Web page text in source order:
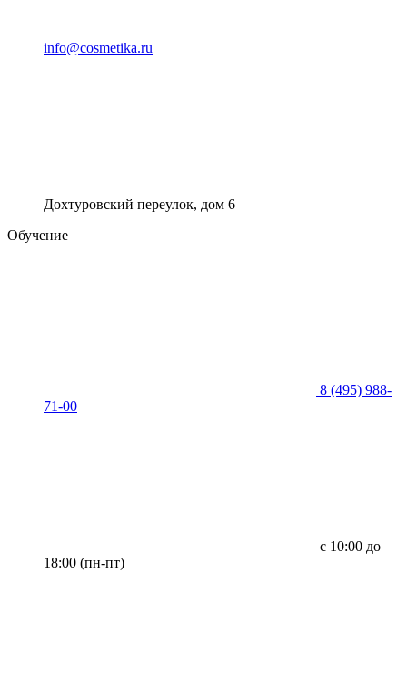
info@cosmetika.ru
Дохтуровский переулок, дом 6
Обучение
8 (495) 988-
71-00
с 10:00 до
18:00 (пн-пт)